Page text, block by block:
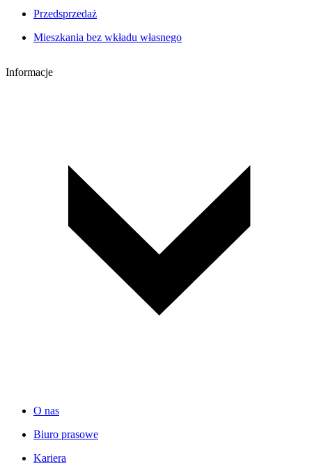
Przedsprzedaż
Mieszkania bez wkładu własnego
Informacje
O nas
Biuro prasowe
Kariera